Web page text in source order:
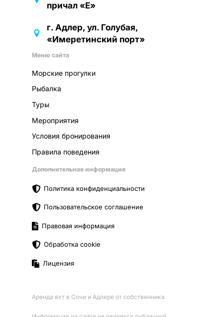
причал «Е»
г. Адлер, ул. Голубая,
«Имеретинский порт»
Меню сайта
Морские прогулки
Рыбалка
Туры
Мероприятия
Условия бронирования
Правила поведения
Дополнительная информация
Политика конфиденциальности
Пользовательское соглашение
Правовая информация
Обработка cookie
Лицензия
Аренда яхт в Сочи и Адлере от собственника